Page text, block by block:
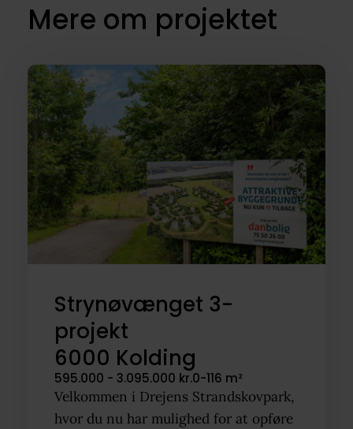
Mere om projektet
Strynøvænget 3-
projekt
6000 Kolding
595.000 - 3.095.000 kr.0-116 m²
Velkommen i Drejens Strandskovpark,
hvor du nu har mulighed for at opføre